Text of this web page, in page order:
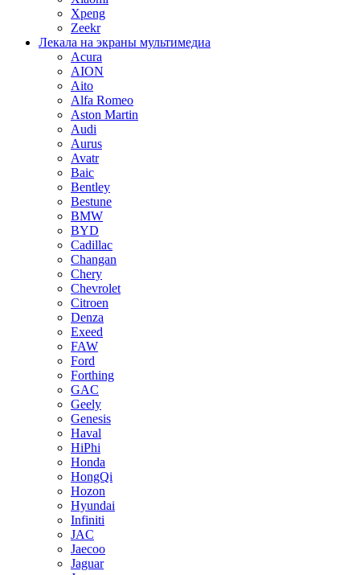
Xpeng
Zeekr
Лекала на экраны мультимедиа
Acura
AION
Aito
Alfa Romeo
Aston Martin
Audi
Aurus
Avatr
Baic
Bentley
Bestune
BMW
BYD
Cadillac
Changan
Chery
Chevrolet
Citroen
Denza
Exeed
FAW
Ford
Forthing
GAC
Geely
Genesis
Haval
HiPhi
Honda
HongQi
Hozon
Hyundai
Infiniti
JAC
Jaecoo
Jaguar